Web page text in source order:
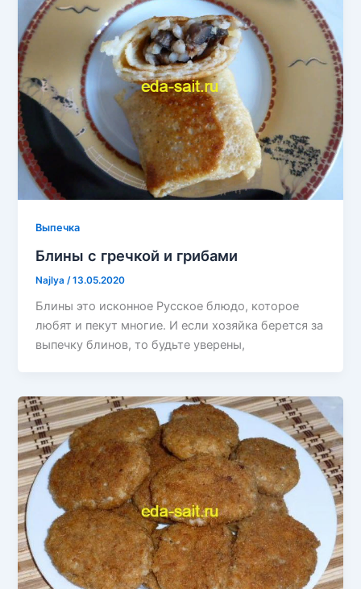
Выпечка
Блины с гречкой и грибами
Najlya /13.05.2020
Блины это исконное Русское блюдо, которое
любят и пекут многие. И если хозяйка берется за
выпечку блинов, то будьте уверены,